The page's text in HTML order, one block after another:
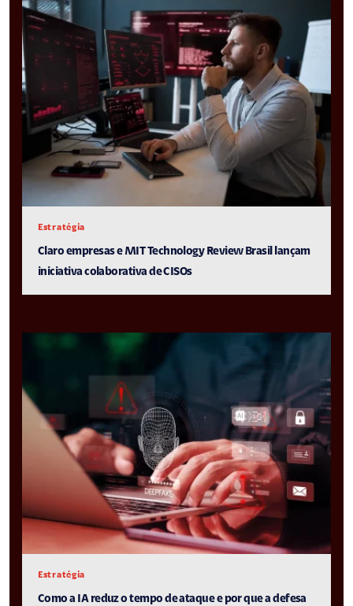
Estratégia
Claro empresas e MIT Technology Review Brasil lançam
iniciativa colaborativa de CISOs
Estratégia
Como a IA reduz o tempo de ataque e por que a defesa